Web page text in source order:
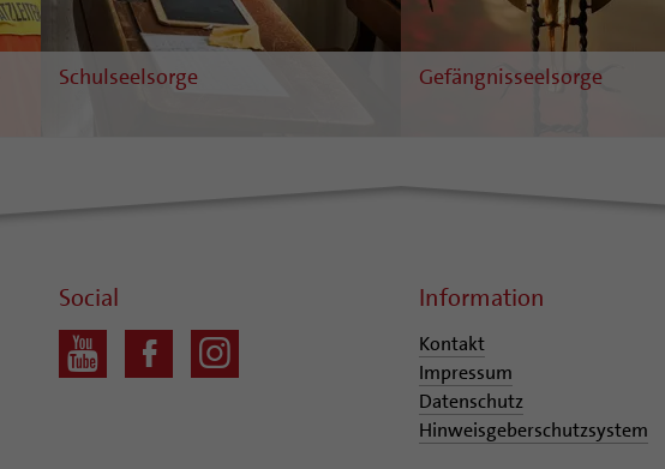
Schulseelsorge Gefängnisseelsorge
Social Information
Kontakt
Impressum
Datenschutz
Hinweisgeberschutzsystem